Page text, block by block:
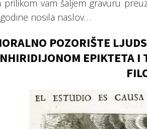
prilikom vam šaljem gravuru
nosila naslov…
POZORIŠTE
EPIKTETA I